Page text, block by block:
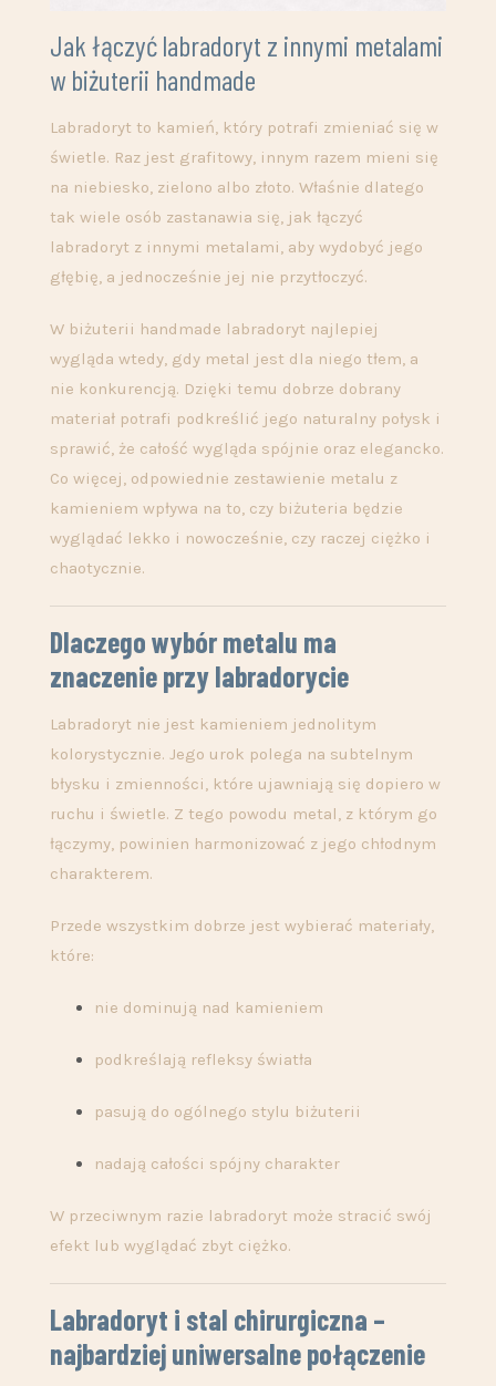
Jak łączyć labradoryt z innymi metalami
w biżuterii handmade
Labradoryt to kamień, który potrafi zmieniać się w
świetle. Raz jest grafitowy, innym razem mieni się
na niebiesko, zielono albo złoto. Właśnie dlatego
tak wiele osób zastanawia się, jak łączyć
labradoryt z innymi metalami, aby wydobyć jego
głębię, a jednocześnie jej nie przytłoczyć.
W biżuterii handmade labradoryt najlepiej
wygląda wtedy, gdy metal jest dla niego tłem, a
nie konkurencją. Dzięki temu dobrze dobrany
materiał potrafi podkreślić jego naturalny połysk i
sprawić, że całość wygląda spójnie oraz elegancko.
Co więcej, odpowiednie zestawienie metalu z
kamieniem wpływa na to, czy biżuteria będzie
wyglądać lekko i nowocześnie, czy raczej ciężko i
chaotycznie.
Dlaczego wybór metalu ma
znaczenie przy labradorycie
Labradoryt nie jest kamieniem jednolitym
kolorystycznie. Jego urok polega na subtelnym
błysku i zmienności, które ujawniają się dopiero w
ruchu i świetle. Z tego powodu metal, z którym go
łączymy, powinien harmonizować z jego chłodnym
charakterem.
Przede wszystkim dobrze jest wybierać materiały,
które:
nie dominują nad kamieniem
podkreślają refleksy światła
pasują do ogólnego stylu biżuterii
nadają całości spójny charakter
W przeciwnym razie labradoryt może stracić swój
efekt lub wyglądać zbyt ciężko.
Labradoryt i stal chirurgiczna –
najbardziej uniwersalne połączenie